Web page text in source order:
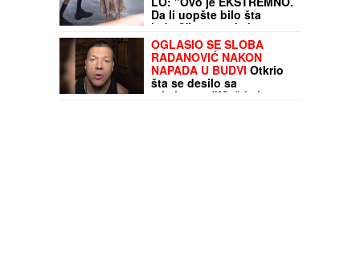
Da li uopšte bilo šta
jede!?" - a evo kako
Maksimlijan zaista
izgleda uživo, na
paparaco fotkama nema
ni fotošopa ni veštačke
intelig
OGLASIO SE SLOBA
RADANOVIĆ NAKON
NAPADA U BUDVI Otkrio
šta se desilo sa
taksistom: "Možda ima